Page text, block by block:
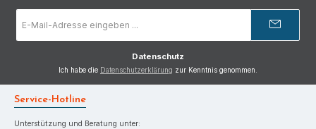
Mail-
Datenschutz
Ich habe die Datenschutzerklärung zur Kenntnis genommen.
Service-Hotline
Unterstützung und Beratung unter: